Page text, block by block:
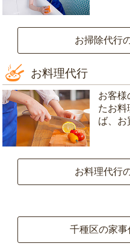
お掃除代行
お料理代行
お客様
たお料
ば、お
お料理代行
千種区の家事